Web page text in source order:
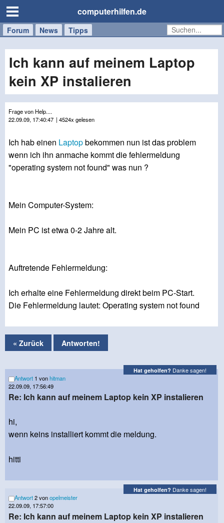
computerhilfen.de
Forum News Tipps
Handy
Tablet
Windows
Mac
Ich kann auf meinem Laptop
kein XP instalieren
Frage von Help....
22.09.09, 17:40:47 | 4524x gelesen
Ich hab einen Laptopbekommen nun ist das problem
wenn ich ihn anmache kommt die fehlermeldung
"operating system not found" was nun ?
Mein Computer-System:
Mein PC ist etwa 0-2 Jahre alt.
Auftretende Fehlermeldung:
Ich erhalte eine Fehlermeldung direkt beim PC-Start.
Die Fehlermeldung lautet: Operating system not found
« Zurück Antworten!
Hat geholfen? Danke sagen!
Antwort 1 vonhitman
22.09.09, 17:56:49
Re: Ich kann auf meinem Laptop kein XP instalieren
hi,
wenn keins installiert kommt die meldung.
hitti
Hat geholfen? Danke sagen!
Antwort2 vonopelmeister
22.09.09, 17:57:00
Re: Ich kann auf meinem Laptop kein XP instalieren